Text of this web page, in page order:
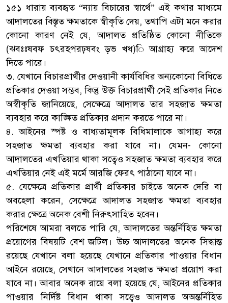
১৫১ ধারায় ব্যবহৃত “ন্যায় বিচারের স্বার্থে” এই কথার মাধ্যমে
আদালতের বিস্তৃত ক্ষমতাকে স্বীকৃতি দেয়, তথাপি এটা মনে করার
কোনো কারণ নেই যে, আদালত প্রতিষ্ঠিত কোনো নীতিকে
(ঝবঃঃষবফ চৎরহপরঢ়ষবং ড়ভ খধ)ি আগ্রাহ্য করে আদেশ
দিতে পারে।
৩. যেখানে বিচারপ্রার্থীর দেওয়ানী কার্যবিধির অন্যকোনো বিধিতে
প্রতিকার দেওয়া সম্ভব, কিন্তু উক্ত বিচারপ্রার্থী সেই প্রতিকার নিতে
অস্বীকৃতি জানিয়েছে, সেক্ষেত্রে আদালত তার সহজাত ক্ষমতা
ব্যবহার করে কাঙ্ক্ষিত প্রতিকার প্রদান করতে পারে না।
৪. আইনের স্পষ্ট ও বাধ্যতামূলক বিধিমালাকে আগাহ্য করে
সহজাত ক্ষমতা ব্যবহার করা যাবে না। যেমন- কোনো
আদালতের এখতিয়ার থাকা সত্বেও সহজাত ক্ষমতা ব্যবহার করে
এখতিয়ার নেই এই মর্মে আরজি ফেরৎ পাঠানো যাবে না।
৫. যেক্ষেত্রে প্রতিকার প্রার্থী প্রতিকার চাইতে অনেক দেরি বা
অবহেলা করেন, সেক্ষেত্রে আদালত সহজাত ক্ষমতা ব্যবহার
করার ক্ষেত্রে অনেক বেশী নিরুৎসাহিত হবেন।
পরিশেষে আমরা বলতে পারি যে, আদালতের অন্তর্নিহিত ক্ষমতা
প্রয়োগের বিষয়টি বেশ জটিল। উচ্চ আদালতের অনেক সিদ্ধান্ত
রয়েছে যেখানে বলা হয়েছে যেখানে প্রতিকার পাওয়ার বিধান
আইনে রয়েছে, সেখানে আদালতের সহজাত ক্ষমতা প্রয়োগ করা
যাবে না। আবার অনেক রায়ে বলা হয়েছে যে, আইনের প্রতিকার
পাওয়ার নির্দিষ্ট বিধান থাকা সত্ত্বেও আদালত অঅন্তর্নিহিত